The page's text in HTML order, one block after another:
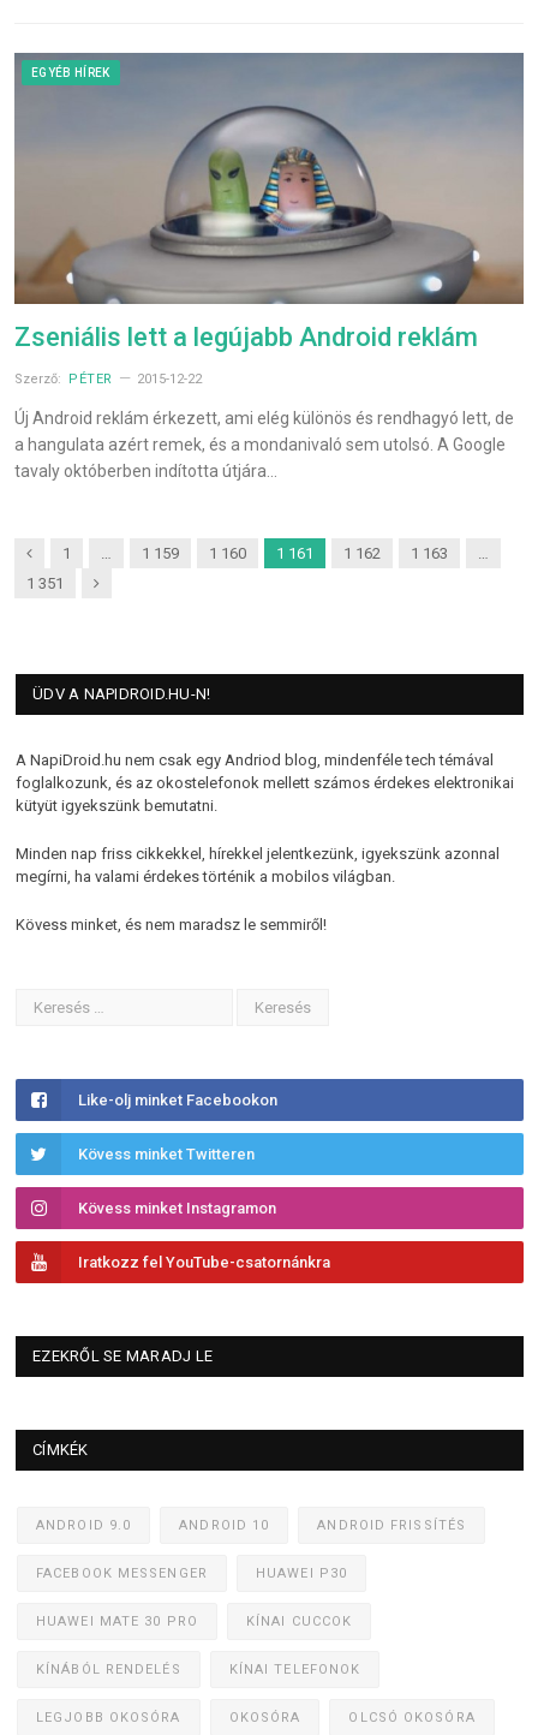
EGYÉB HÍREK
Zseniális lett a legújabb Android reklám
Szerző: PÉTER 2015-12-22
Új Android reklám érkezett, ami elég különös és rendhagyó lett, de
a hangulata azért remek, és a mondanivaló sem utolsó. A Google
tavaly októberben indította útjára…
Previous
1 1 159 1 160 1 161 1 162 1 163
1 351
Next
ÜDV A NAPIDROID.HU-N!
A NapiDroid.hu nem csak egy Andriod blog, mindenféle tech témával
foglalkozunk, és az okostelefonok mellett számos érdekes elektronikai
kütyüt igyekszünk bemutatni.
Minden nap friss cikkekkel, hírekkel jelentkezünk, igyekszünk azonnal
megírni, ha valami érdekes történik a mobilos világban.
Kövess minket, és nem maradsz le semmiről!
Like-olj minket Facebookon
Kövess minket Twitteren
Kövess minket Instagramon
Iratkozz fel YouTube-csatornánkra
EZEKRŐL SE MARADJ LE
CÍMKÉK
ANDROID 9.0 ANDROID 10 ANDROID FRISSÍTÉS
FACEBOOK MESSENGER HUAWEI P30
HUAWEI MATE 30 PRO KÍNAI CUCCOK
KÍNÁBÓL RENDELÉS KÍNAI TELEFONOK
LEGJOBB OKOSÓRA OKOSÓRA OLCSÓ OKOSÓRA